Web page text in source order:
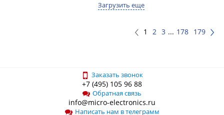
Загрузить еще
1 2 3 ... 178 179
Заказать звонок
+7 (495) 105 96 88
Обратная связь
info@micro-electronics.ru
Написать нам в телеграмм